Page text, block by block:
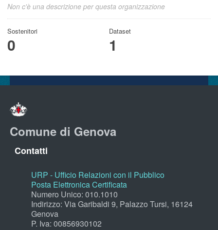
Non c'è una descrizione per questa organizzazione
Sostenitori
0
Dataset
1
Comune di Genova
Contatti
URP - Ufficio Relazioni con il Pubblico
Posta Elettronica Certificata
Numero Unico: 010.1010
Indirizzo: Via Garibaldi 9, Palazzo Tursi, 16124
Genova
P. Iva: 00856930102